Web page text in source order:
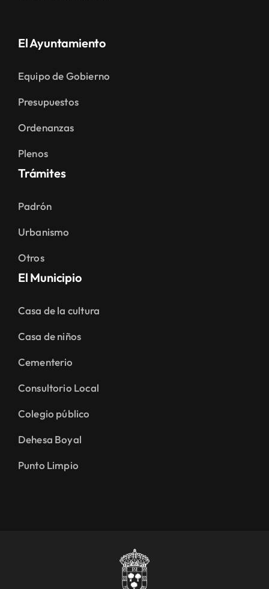
El Ayuntamiento
Equipo de Gobierno
Presupuestos
Ordenanzas
Plenos
Trámites
Padrón
Urbanismo
Otros
El Municipio
Casa de la cultura
Casa de niños
Cementerio
Consultorio Local
Colegio público
Dehesa Boyal
Punto Limpio